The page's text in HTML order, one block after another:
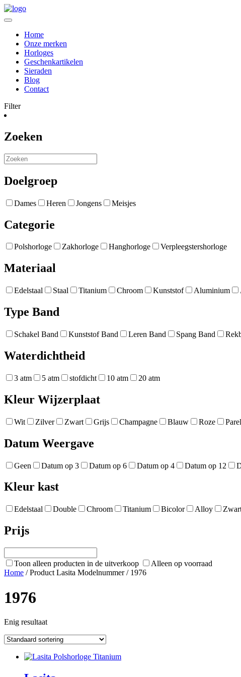
Home
Onze merken
Horloges
Geschenkartikelen
Sieraden
Blog
Contact
Filter
Zoeken
Doelgroep
Dames Heren Jongens Meisjes
Categorie
Polshorloge Zakhorloge Hanghorloge Verpleegstershorloge
Materiaal
Edelstaal Staal Titanium Chroom Kunststof Aluminium
Type Band
Schakel Band Kunststof Band Leren Band Spang Band
Waterdichtheid
3 atm 5 atm stofdicht 10 atm 20 atm
Kleur Wijzerplaat
Wit Zilver Zwart Grijs Champagne Blauw Roze
Datum Weergave
Geen Datum op 3 Datum op 6 Datum op 4 Datum op 12
Kleur kast
Edelstaal Double Chroom Titanium Bicolor Alloy
Prijs
Toon alleen producten in de uitverkoop
Alleen op voorraad
Home / Product Lasita Modelnummer / 1976
1976
Enig resultaat